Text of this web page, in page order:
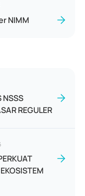
NIMM
NSSS
REGULER